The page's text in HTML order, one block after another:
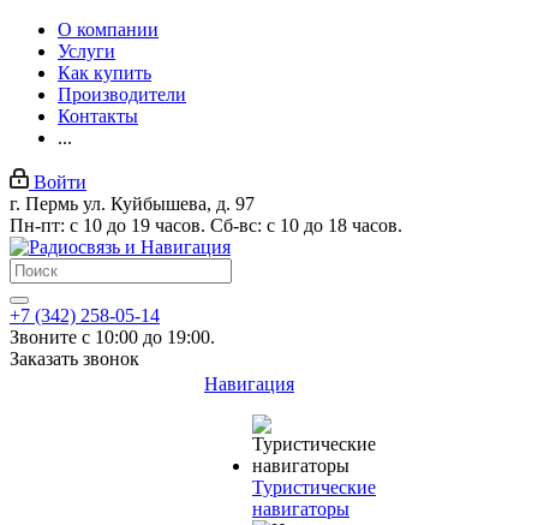
О компании
Услуги
Как купить
Производители
Контакты
...
Войти
г. Пермь ул. Куйбышева, д. 97
Пн-пт: с 10 до 19 часов. Сб-вс: с 10 до 18 часов.
+7 (342) 258-05-14
Звоните с 10:00 до 19:00.
Заказать звонок
Навигация
Туристические
навигаторы